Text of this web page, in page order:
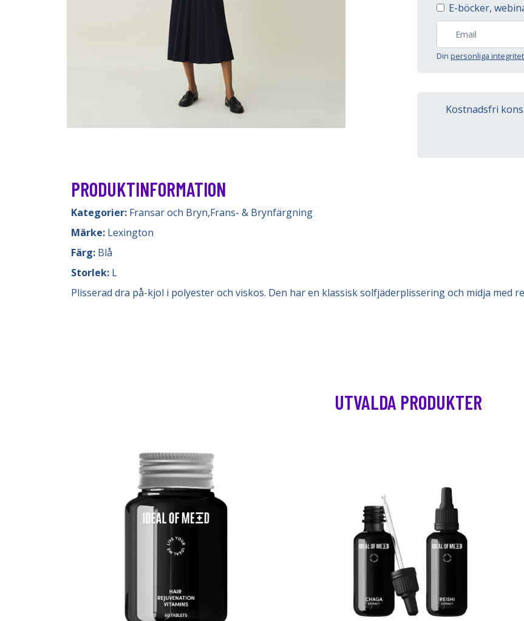
E-böcker,
Din personliga integritet
Kostnadsfri
PRODUKTINFORMATION
Kategorier: Fransar och Bryn,Frans- & Brynfärgning
Märke: Lexington
Färg: Blå
Storlek: L
Plisserad dra på-kjol i polyester och viskos. Den har en klassisk solfjäderplissering och midja med
UTVALDA PRODUKTER